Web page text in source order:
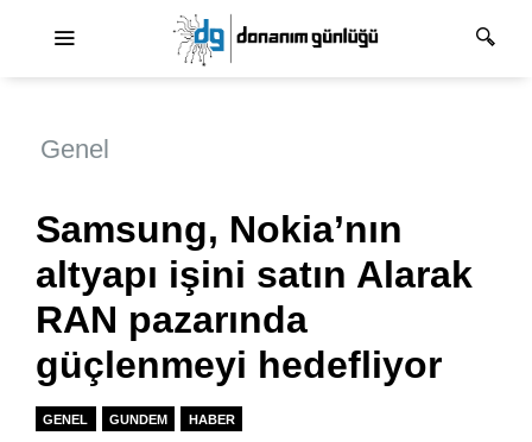
Genel
Samsung, Nokia’nın
altyapı işini satın Alarak
RAN pazarında
güçlenmeyi hedefliyor
GENEL GUNDEM HABER